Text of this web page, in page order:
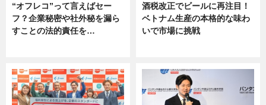
“オフレコ”って言えばセー
フ？企業秘密や社外秘を漏ら
すことの法的責任を…
酒税改正でビールに再注目！
ベトナム生産の本格的な味わ
いで市場に挑戦